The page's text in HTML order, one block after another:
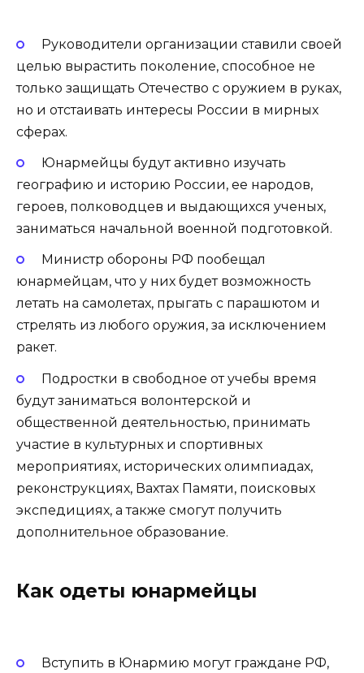
Руководители организации ставили своей
целью вырастить поколение, способное не
только защищать Отечество с оружием в руках,
но и отстаивать интересы России в мирных
сферах.
Юнармейцы будут активно изучать
географию и историю России, ее народов,
героев, полководцев и выдающихся ученых,
заниматься начальной военной подготовкой.
Министр обороны РФ пообещал
юнармейцам, что у них будет возможность
летать на самолетах, прыгать с парашютом и
стрелять из любого оружия, за исключением
ракет.
Подростки в свободное от учебы время
будут заниматься волонтерской и
общественной деятельностью, принимать
участие в культурных и спортивных
мероприятиях, исторических олимпиадах,
реконструкциях, Вахтах Памяти, поисковых
экспедициях, а также смогут получить
дополнительное образование.
Как одеты юнармейцы
Вступить в Юнармию могут граждане РФ,